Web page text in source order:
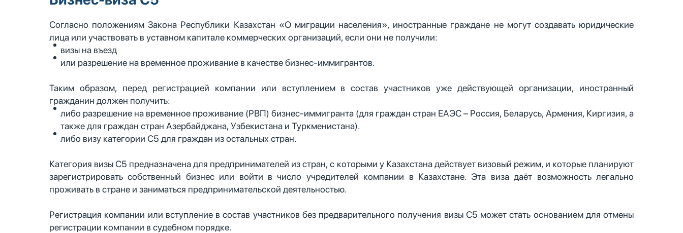
Согласно положениям Закона Республики Казахстан «О миграции населения», иностранные граждане не могут создавать юридические
лица или участвовать в уставном капитале коммерческих организаций, если они не получили:
визы на въезд
или разрешение на временное проживание в качестве бизнес-иммигрантов.
Таким образом, перед регистрацией компании или вступлением в состав участников уже действующей организации, иностранный
гражданин должен получить:
либо разрешение на временное проживание (РВП) бизнес-иммигранта (для граждан стран ЕАЭС – Россия, Беларусь, Армения, Киргизия, а
также для граждан стран Азербайджана, Узбекистана и Туркменистана).
либо визу категории С5 для граждан из остальных стран.
Категория визы C5 предназначена для предпринимателей из стран, с которыми у Казахстана действует визовый режим, и которые планируют
зарегистрировать собственный бизнес или войти в число учредителей компании в Казахстане. Эта виза даёт возможность легально
проживать в стране и заниматься предпринимательской деятельностью.
Регистрация компании или вступление в состав участников без предварительного получения визы С5 может стать основанием для отмены
регистрации компании в судебном порядке.